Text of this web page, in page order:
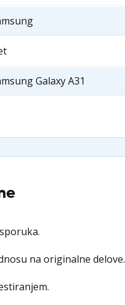
Galaxy A31
na originalne delove.